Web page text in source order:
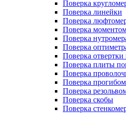
Поверка
Поверка линейки
Поверка
Поверка
Поверка
Поверка
Поверка
Поверка плиты
Поверка
Поверка
Поверка
Поверка скобы
Поверка